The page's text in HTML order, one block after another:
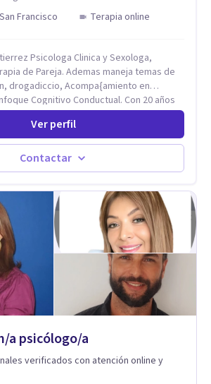
San Francisco
Terapia online
y Sexologa,
de Pareja. Ademas maneja temas de
Acompa{amiento en
Cognitivo Conductual. Con 20 años
capacitandose en las
la Salud Mental.
Ver perfil
Contactar
a psicólogo/a
verificados con atención online y